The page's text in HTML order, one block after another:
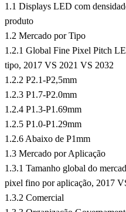
1.1 Displays LED com
produto
1.2 Mercado por Tipo
1.2.1 Global Fine Pixel Pitch
tipo, 2017 VS 2021 VS 2032
1.2.2 P2.1-P2,5mm
1.2.3 P1.7-P2.0mm
1.2.4 P1.3-P1.69mm
1.2.5 P1.0-P1.29mm
1.2.6 Abaixo de P1mm
1.3 Mercado por Aplicação
1.3.1 Tamanho global do
pixel fino por aplicação, 2017
1.3.2 Comercial